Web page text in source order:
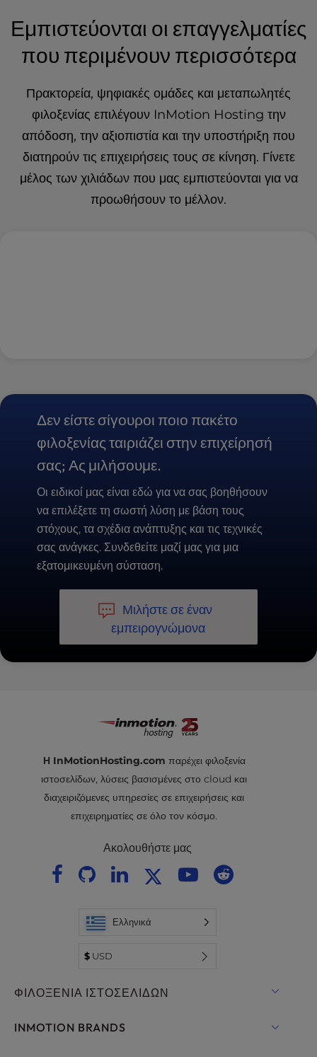
Εμπιστεύονται οι επαγγελματίες
που περιμένουν περισσότερα
Πρακτορεία, ψηφιακές ομάδες και μεταπωλητές
φιλοξενίας επιλέγουν InMotion Hosting την
απόδοση, την αξιοπιστία και την υποστήριξη που
διατηρούν τις επιχειρήσεις τους σε κίνηση. Γίνετε
μέλος των χιλιάδων που μας εμπιστεύονται για να
προωθήσουν το μέλλον.
Δεν είστε σίγουροι ποιο πακέτο
φιλοξενίας ταιριάζει στην επιχείρησή
σας; Ας μιλήσουμε.
Οι ειδικοί μας είναι εδώ για να σας βοηθήσουν
να επιλέξετε τη σωστή λύση με βάση τους
στόχους, τα σχέδια ανάπτυξης και τις τεχνικές
σας ανάγκες. Συνδεθείτε μαζί μας για μια
εξατομικευμένη σύσταση.
Μιλήστε σε έναν
εμπειρογνώμονα
Η InMotionHosting.com παρέχει φιλοξενία
ιστοσελίδων, λύσεις βασισμένες στο cloud και
διαχειριζόμενες υπηρεσίες σε επιχειρήσεις και
επιχειρηματίες σε όλο τον κόσμο.
Ακολουθήστε μας
Ελληνικά
$USD
ΦΙΛΟΞΕΝΊΑ ΙΣΤΟΣΕΛΊΔΩΝ
Κοινόχρηστη φιλοξενία
INMOTION BRANDS